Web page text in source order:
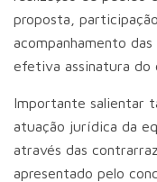
proposta,
acompanhamento
efetiva assinatura do
Importante salientar
atuação jurídica da
através das
apresentado pelo